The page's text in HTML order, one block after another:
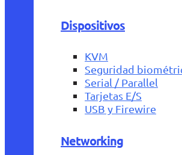
Dispositivos
KVM
Seguridad
Serial / Parallel
Tarjetas E/S
USB y Firewire
Networking